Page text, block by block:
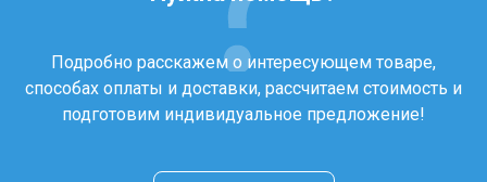
Подробно расскажем о интересующем товаре,
способах оплаты и доставки, рассчитаем стоимость и
подготовим индивидуальное предложение!